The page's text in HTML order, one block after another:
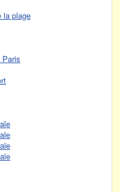
la plage
Paris